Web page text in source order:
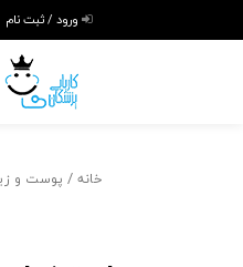
ورود / ثبت نام
خانه / پوست و